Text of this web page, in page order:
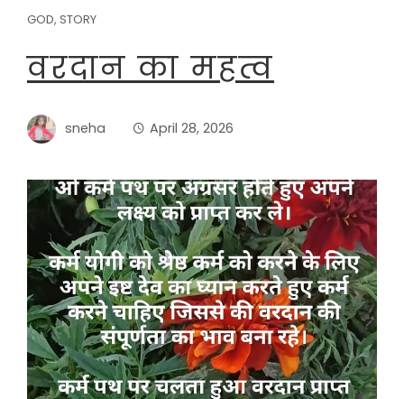
GOD, STORY
वरदान का महत्व
sneha April 28, 2026